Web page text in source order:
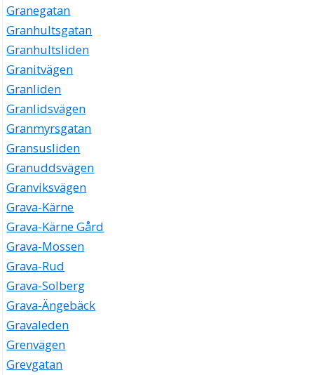
Granegatan
Granhultsgatan
Granhultsliden
Granitvägen
Granliden
Granlidsvägen
Granmyrsgatan
Gransusliden
Granuddsvägen
Granviksvägen
Grava-Kärne
Grava-Kärne Gård
Grava-Mossen
Grava-Rud
Grava-Solberg
Grava-Ängebäck
Gravaleden
Grenvägen
Grevgatan